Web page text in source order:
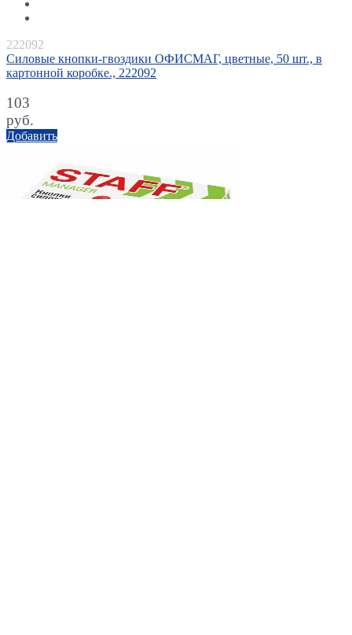
222092
Силовые кнопки-гвоздики ОФИСМАГ, цветные, 50 шт., в
картонной коробке., 222092
103
руб.
Добавить